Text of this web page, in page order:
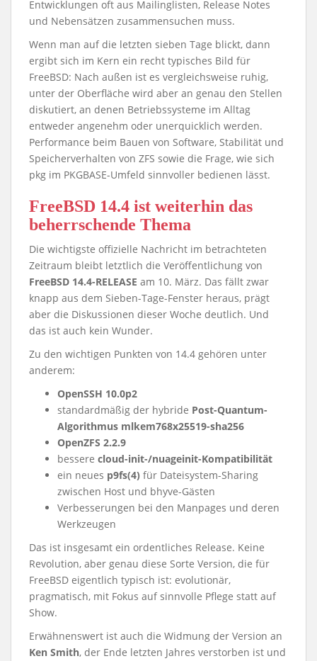
Entwicklungen oft aus Mailinglisten, Release Notes
und Nebensätzen zusammensuchen muss.
Wenn man auf die letzten sieben Tage blickt, dann
ergibt sich im Kern ein recht typisches Bild für
FreeBSD: Nach außen ist es vergleichsweise ruhig,
unter der Oberfläche wird aber an genau den Stellen
diskutiert, an denen Betriebssysteme im Alltag
entweder angenehm oder unerquicklich werden.
Performance beim Bauen von Software, Stabilität und
Speicherverhalten von ZFS sowie die Frage, wie sich
pkg im PKGBASE-Umfeld sinnvoller bedienen lässt.
FreeBSD 14.4 ist weiterhin das
beherrschende Thema
Die wichtigste offizielle Nachricht im betrachteten
Zeitraum bleibt letztlich die Veröffentlichung von
FreeBSD 14.4-RELEASE am 10. März. Das fällt zwar
knapp aus dem Sieben-Tage-Fenster heraus, prägt
aber die Diskussionen dieser Woche deutlich. Und
das ist auch kein Wunder.
Zu den wichtigen Punkten von 14.4 gehören unter
anderem:
OpenSSH 10.0p2
standardmäßig der hybride Post-Quantum-
Algorithmus mlkem768x25519-sha256
OpenZFS 2.2.9
bessere cloud-init-/nuageinit-Kompatibilität
ein neues p9fs(4) für Dateisystem-Sharing
zwischen Host und bhyve-Gästen
Verbesserungen bei den Manpages und deren
Werkzeugen
Das ist insgesamt ein ordentliches Release. Keine
Revolution, aber genau diese Sorte Version, die für
FreeBSD eigentlich typisch ist: evolutionär,
pragmatisch, mit Fokus auf sinnvolle Pflege statt auf
Show.
Erwähnenswert ist auch die Widmung der Version an
Ken Smith, der Ende letzten Jahres verstorben ist und